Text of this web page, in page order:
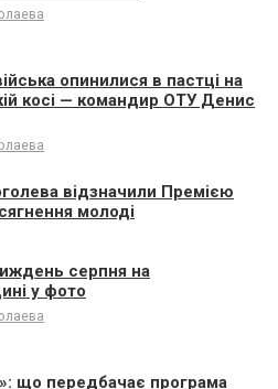
опинилися в пастці на
косі — командир ОТУ Денис
відзначили Премією
молоді
серпня на
у фото
що передбачає програма